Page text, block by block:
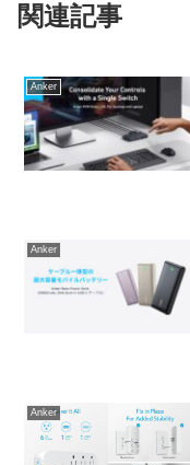
関連記事
Anker
Anker
Anker